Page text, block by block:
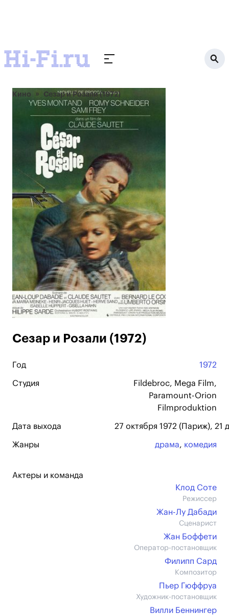
Кино Сезар и Розали (1972)
Сезар и Розали (1972)
Год 1972
Студия
Fildebroc, Mega Film,
Paramount-Orion
Filmproduktion
Дата выхода 27 октября 1972 (Париж), 21
Жанры драма, комедия
Актеры и команда
Клод Соте
Режиссер
Жан-Лу Дабади
Сценарист
Жан Боффети
Оператор-постановщик
Филипп Сард
Композитор
Пьер Гюффруа
Художник-постановщик
Вилли Беннингер